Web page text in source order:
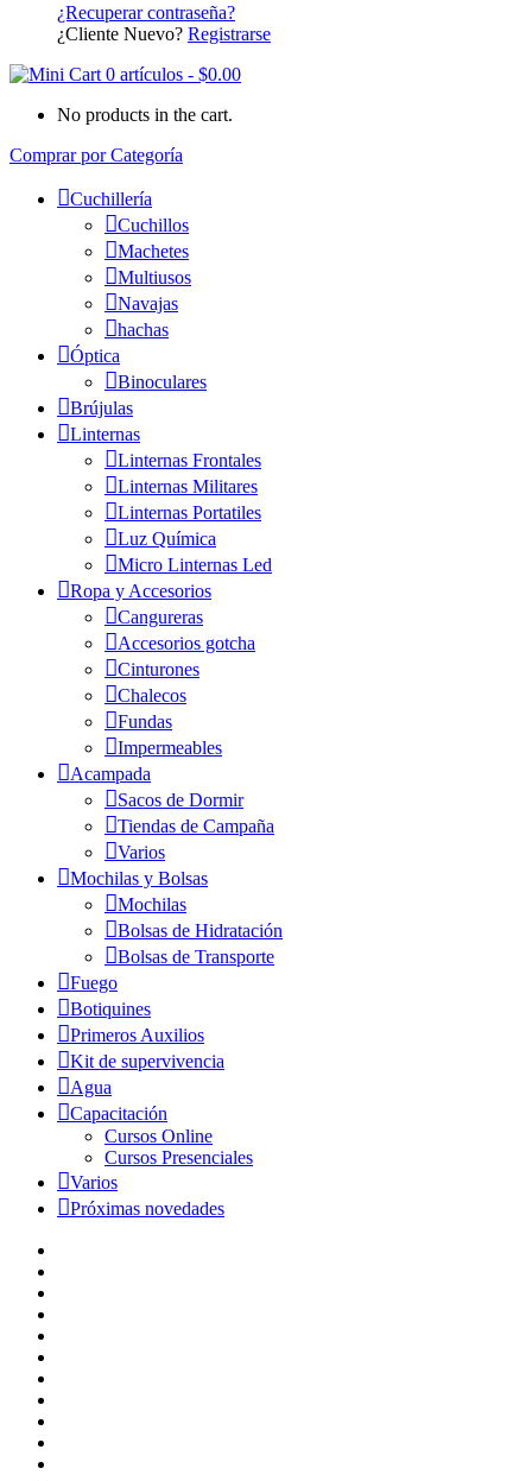
¿Recuperar contraseña?
¿Cliente Nuevo? Registrarse
0 artículos - $0.00
No products in the cart.
Comprar por Categoría
Cuchillería
Cuchillos
Machetes
Multiusos
Navajas
hachas
Óptica
Binoculares
Brújulas
Linternas
Linternas Frontales
Linternas Militares
Linternas Portatiles
Luz Química
Micro Linternas Led
Ropa y Accesorios
Cangureras
Accesorios gotcha
Cinturones
Chalecos
Fundas
Impermeables
Acampada
Sacos de Dormir
Tiendas de Campaña
Varios
Mochilas y Bolsas
Mochilas
Bolsas de Hidratación
Bolsas de Transporte
Fuego
Botiquines
Primeros Auxilios
Kit de supervivencia
Agua
Capacitación
Cursos Online
Cursos Presenciales
Varios
Próximas novedades